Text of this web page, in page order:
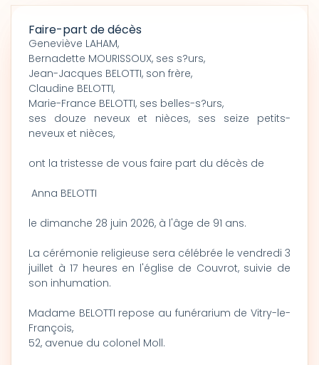
Faire-part de décès
Geneviève LAHAM,
Bernadette MOURISSOUX, ses s?urs,
Jean-Jacques BELOTTI, son frère,
Claudine BELOTTI,
Marie-France BELOTTI, ses belles-s?urs,
ses douze neveux et nièces, ses seize petits-
neveux et nièces,
ont la tristesse de vous faire part du décès de
Anna BELOTTI
le dimanche 28 juin 2026, à l'âge de 91 ans.
La cérémonie religieuse sera célébrée le vendredi 3
juillet à 17 heures en l'église de Couvrot, suivie de
son inhumation.
Madame BELOTTI repose au funérarium de Vitry-le-
François,
52, avenue du colonel Moll.